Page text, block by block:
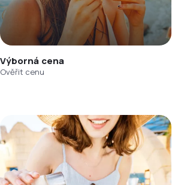
Výborná cena
Ověřit cenu